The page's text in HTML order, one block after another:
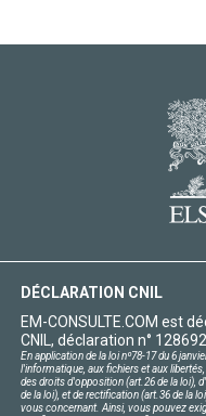
DÉCLARATION CNIL
EM-CONSULTE.COM est
CNIL, déclaration n°
En application de la loi nº78-17 du 6
l'informatique, aux fichiers et aux
des droits d'opposition (art.26 de la loi),
de la loi), et de rectification (art.36 de la
vous concernant. Ainsi, vous pouvez